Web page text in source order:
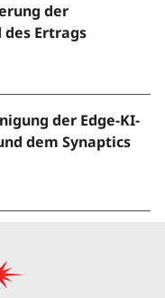
der
Ertrags
der Edge-KI-
dem Synaptics